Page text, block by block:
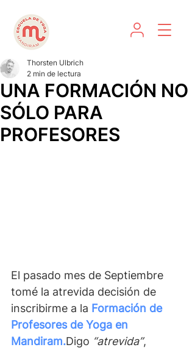
UNA FORMACIÓN NO
SÓLO PARA
PROFESORES
Thorsten Ulbrich
2 min de lectura
El pasado mes de Septiembre
tomé la atrevida decisión de
inscribirme a la Formación de
Profesores de Yoga en
Mandiram.Digo “atrevida”,